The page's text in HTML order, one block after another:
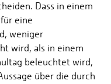
Dass in einem
eine
weniger
wird, als in einem
beleuchtet wird,
über die durch